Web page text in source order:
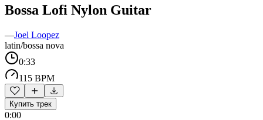
Bossa Lofi Nylon Guitar
—Joel Loopez
latin/bossa nova
0:33
115 BPM
Купить трек
0:00